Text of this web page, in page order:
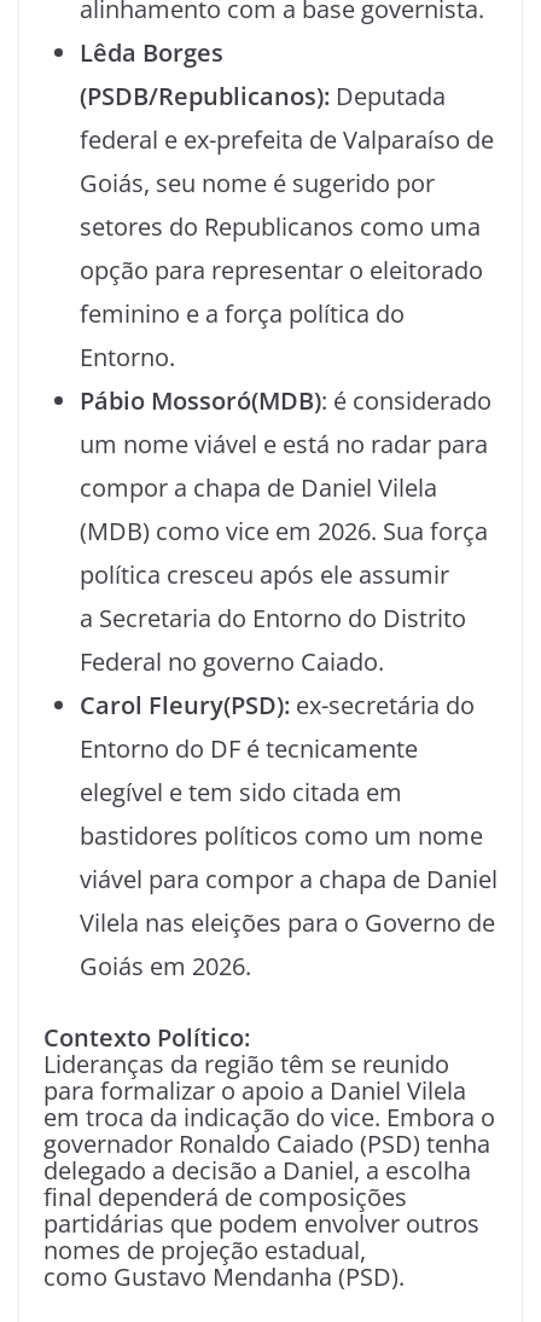
alinhamento com a base governista.
Lêda Borges
(PSDB/Republicanos): Deputada
federal e ex-prefeita de Valparaíso de
Goiás, seu nome é sugerido por
setores do Republicanos como uma
opção para representar o eleitorado
feminino e a força política do
Entorno.
Pábio Mossoró(MDB): é considerado
um nome viável e está no radar para
compor a chapa de Daniel Vilela
(MDB) como vice em 2026. Sua força
política cresceu após ele assumir
a Secretaria do Entorno do Distrito
Federal no governo Caiado.
Carol Fleury(PSD): ex-secretária do
Entorno do DF é tecnicamente
elegível e tem sido citada em
bastidores políticos como um nome
viável para compor a chapa de Daniel
Vilela nas eleições para o Governo de
Goiás em 2026.
Contexto Político:
Lideranças da região têm se reunido
para formalizar o apoio a Daniel Vilela
em troca da indicação do vice. Embora o
governador Ronaldo Caiado (PSD) tenha
delegado a decisão a Daniel, a escolha
final dependerá de composições
partidárias que podem envolver outros
nomes de projeção estadual,
como Gustavo Mendanha (PSD).